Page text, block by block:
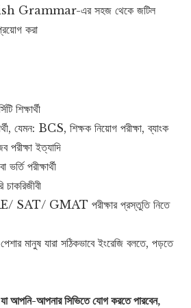
Grammar-এর সহজ থেকে জটিল
করা
শিক্ষার্থী
যেমন: BCS, শিক্ষক নিয়োগ পরীক্ষা, ব্যাংক
পরীক্ষা ইত্যাদি
ভর্তি পরীক্ষার্থী
চাকরিজীবী
SAT/ GMAT পরীক্ষার প্রস্তুতি নিতে
মানুষ যারা সঠিকভাবে ইংরেজি বলতে, পড়তে
যা আপনি-আপনার সিভিতে যোগ করতে পারবেন,